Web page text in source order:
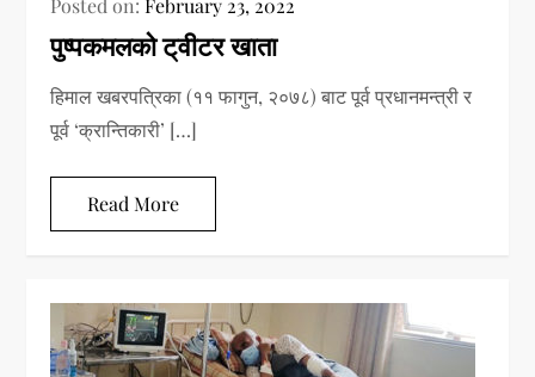
पुष्पकमलको ट्‌वीटर खाता
हिमाल खबरपत्रिका (११ फागुन, २०७८) बाट पूर्व प्रधानमन्त्री र
पूर्व ‘क्रान्तिकारी’ […]
Read More